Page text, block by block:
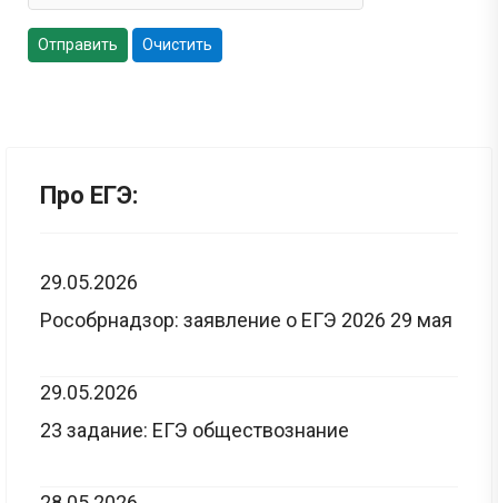
Отправить Очистить
Про ЕГЭ:
29.05.2026
Рособрнадзор: заявление о ЕГЭ 2026 29 мая
29.05.2026
23 задание: ЕГЭ обществознание